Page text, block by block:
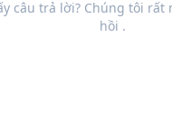
câu trả lời? Chúng tôi rất
hồi .